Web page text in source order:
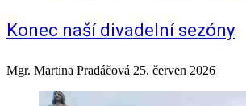
Konec naší divadelní sezóny
Mgr. Martina Pradáčová 25. červen 2026